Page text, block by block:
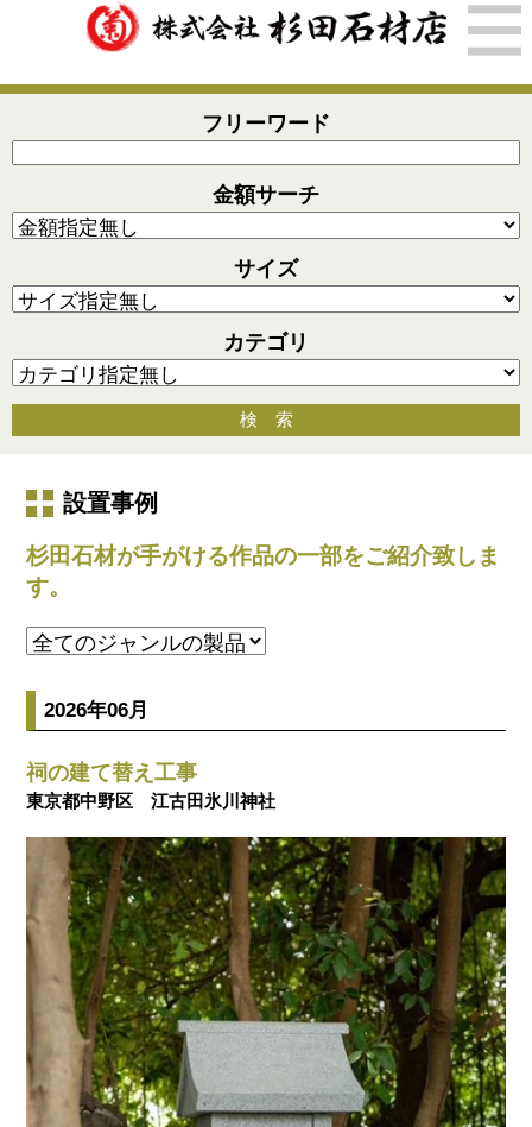
フリーワード
金額サーチ
サイズ
カテゴリ
検 索
設置事例
杉田石材が手がける作品の一部をご紹介致しま
す。
2026年06月
祠の建て替え工事
東京都中野区 江古田氷川神社